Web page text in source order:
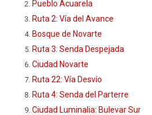
Pueblo Acuarela
Ruta 2: Vía del Avance
Bosque de Novarte
Ruta 3: Senda Despejada
Ciudad Novarte
Ruta 22: Vía Desvío
Ruta 4: Senda del Parterre
Ciudad Luminalia: Bulevar Sur